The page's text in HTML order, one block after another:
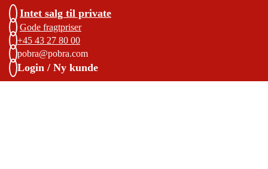
Intet salg til private
Gode fragtpriser
+45 43 27 80 00
pobra@pobra.com
Login / Ny kunde